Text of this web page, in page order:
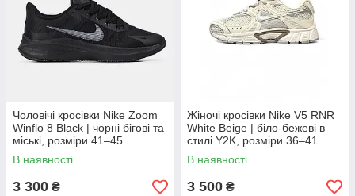
Чоловічі кросівки Nike Zoom
Winflo 8 Black | чорні бігові та
міські, розміри 41–45
В наявності
3 300 ₴
Жіночі кросівки Nike V5 RNR
White Beige | біло-бежеві в
стилі Y2K, розміри 36–41
В наявності
3 500 ₴